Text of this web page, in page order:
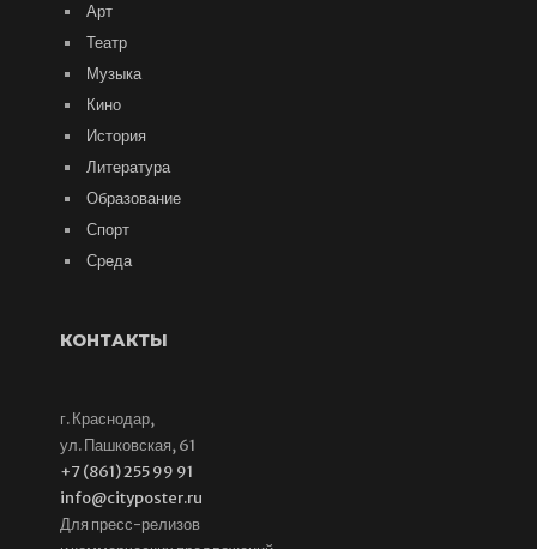
Арт
Театр
Музыка
Кино
История
Литература
Образование
Спорт
Среда
КОНТАКТЫ
г. Краснодар,
ул. Пашковская, 61
+7 (861) 255 99 91
info@cityposter.ru
Для пресс-релизов